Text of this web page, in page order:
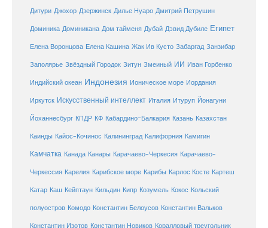
Дитури Джохор Дзержинск Дилье Нуаро Дмитрий Петрушин
Доминика Доминикана Дом тайменя Дубай Дэвид Дубиле Египет
Елена Воронцова Елена Кашина Жак Ив Кусто Забаргад Занзибар
Заполярье Звёздный Городок Зитун Змеиный ИИ Иван Горбенко
Индийский океан Индонезия Ионическое море Иордания
Иркутск Искусственный интеллект Италия Итуруп Йонагуни
Йоханнесбург КПДР КФ Кабардино-Балкария Казань Казахстан
Каинды Кайос-Кочинос Калининград Калифорния Камигин
Камчатка Канада Канары Карачаево-Черкесия Карачаево-
Черкессия Карелия Карибское море Карибы Карлос Косте Картеш
Катар Каш Кейптаун Кильдин Кипр Козумель Кокос Кольский
полуостров Комодо Константин Белоусов Константин Вальков
Константин Изотов Константин Новиков Коралловый треугольник